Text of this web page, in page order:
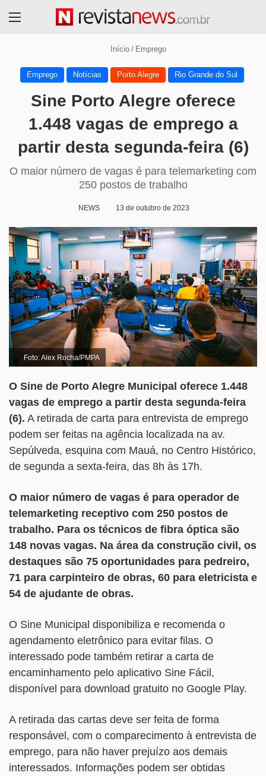
Início / Emprego
Emprego Notícias Porto Alegre Rio Grande do Sul
Sine Porto Alegre oferece
1.448 vagas de emprego a
partir desta segunda-feira (6)
O maior número de vagas é para telemarketing com
250 postos de trabalho
NEWS 13 de outubro de 2023
Foto: Alex Rocha/PMPA
O Sine de Porto Alegre Municipal oferece 1.448
vagas de emprego a partir desta segunda-feira
(6). A retirada de carta para entrevista de emprego
podem ser feitas na agência localizada na av.
Sepúlveda, esquina com Mauá, no Centro Histórico,
de segunda a sexta-feira, das 8h às 17h.
O maior número de vagas é para operador de
telemarketing receptivo com 250 postos de
trabalho. Para os técnicos de fibra óptica são
148 novas vagas. Na área da construção civil, os
destaques são 75 oportunidades para pedreiro,
71 para carpinteiro de obras, 60 para eletricista e
54 de ajudante de obras.
O Sine Municipal disponibiliza e recomenda o
agendamento eletrônico para evitar filas. O
interessado pode também retirar a carta de
encaminhamento pelo aplicativo Sine Fácil,
disponível para download gratuito no Google Play.
A retirada das cartas deve ser feita de forma
responsável, com o comparecimento à entrevista de
emprego, para não haver prejuízo aos demais
interessados. Informações podem ser obtidas